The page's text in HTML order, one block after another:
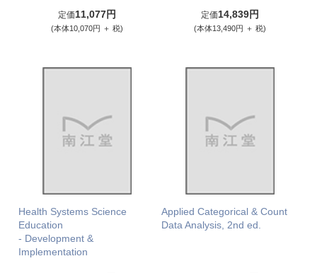
定価11,077円
(本体10,070円 ＋ 税)
定価14,839円
(本体13,490円 ＋ 税)
Health Systems Science
Education
- Development &
Implementation
Applied Categorical & Count
Data Analysis, 2nd ed.